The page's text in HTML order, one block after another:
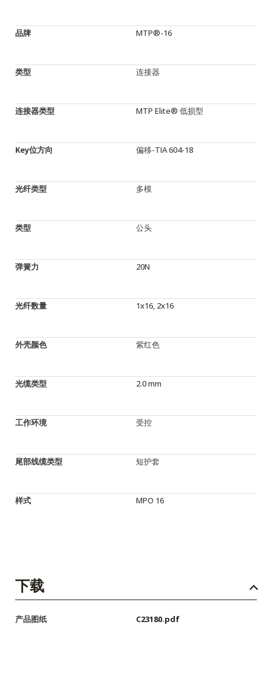
品牌 MTP®-16
类型 连接器
连接器类型 MTP Elite® 低损型
Key位方向 偏移-TIA 604-18
光纤类型 多模
类型 公头
弹簧力 20N
光纤数量 1x16, 2x16
外壳颜色 紫红色
光缆类型 2.0 mm
工作环境 受控
尾部线缆类型 短护套
样式 MPO 16
下载
产品图纸 C23180.pdf